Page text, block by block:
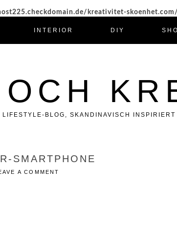
kreativitet-
INTERIOR DIY
LIFESTYLE-BLOG, SKANDINAVISCH INSPIRIERT
SMARTPHONE
A COMMENT